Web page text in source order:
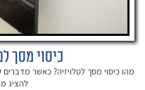
כיסוי מסך
מהו כיסוי מסך לטלויזיה? כאשר
להציג